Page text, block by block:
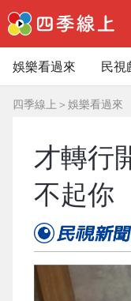
娛樂看過來 民視
四季線上 ＞ 娛樂看過來
才轉行
不起你